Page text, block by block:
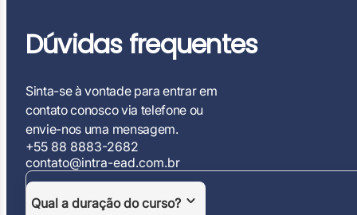
Dúvidas frequentes
Sinta-se à vontade para entrar em
contato conosco via telefone ou
envie-nos uma mensagem.
+55 88 8883-2682
contato@intra-ead.com.br
Qual a duração do curso?